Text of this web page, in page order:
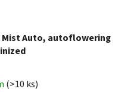
Mist Auto, autoflowering
(>10 ks)